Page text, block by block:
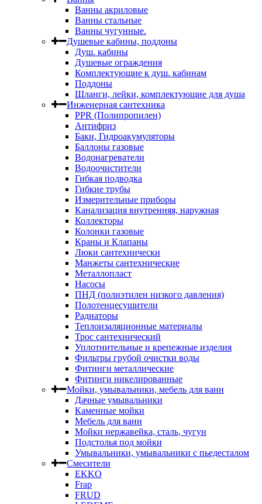
Ванны акриловые
Ванны стальные
Ванны чугунные.
Душевые кабины, поддоны
Душ. кабины
Душевые ограждения
Комплектующие к душ. кабинам
Поддоны
Шланги, лейки, комплектующие для душа
Инженерная сантехника
PPR (Полипропилен)
Антифриз
Баки, Гидроакумуляторы
Баллоны газовые
Водонагреватели
Водоочистители
Гибкая подводка
Гибкие трубы
Измерительные приборы
Канализация внутренняя, наружная
Коллекторы
Колонки газовые
Краны и Клапаны
Люки сантехнически
Манжеты сантехнические
Металлопласт
Насосы
ПНД (полиэтилен низкого давления)
Полотенцесушители
Радиаторы
Теплоизаляционные материалы
Трос сантехнический
Уплотнительные и крепежные изделия
Фильтры грубой очистки воды
Фитинги металлические
Фитинги никелированные
Мойки, умывальники, мебель для ванн
Дачные умывальники
Каменные мойки
Мебель для ванн
Мойки нержавейка, сталь, чугун
Подстолья под мойки
Умывальники, умывальники с пьедесталом
Смесители
EKKO
Frap
FRUD